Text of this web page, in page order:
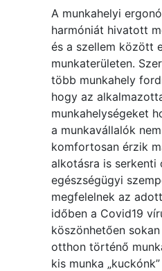
A munkahelyi
harmóniát hivatott
és a szellem között
munkaterületen.
több munkahely
hogy az
munkahelységeket
a munkavállalók
komfortosan érzik
alkotásra is serkenti
egészségügyi
megfelelnek az
időben a Covid19
köszönhetően
otthon történő
kis munka